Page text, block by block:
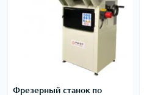
Фрезерный станок по